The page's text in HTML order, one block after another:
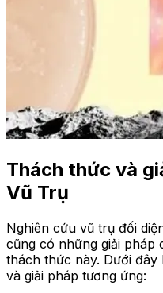
Thách thức và
Vũ Trụ
Nghiên cứu vũ trụ đối
cũng có những giải pháp
thách thức này. Dưới
và giải pháp tương ứng: